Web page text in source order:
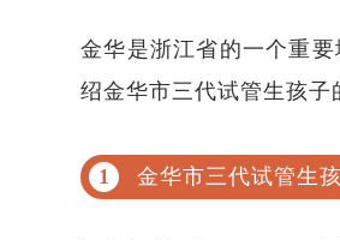
金华是浙江省的一个重
绍金华市三代试管生孩子
金华市三代试管生